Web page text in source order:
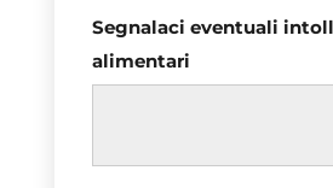
Segnalaci eventuali
alimentari